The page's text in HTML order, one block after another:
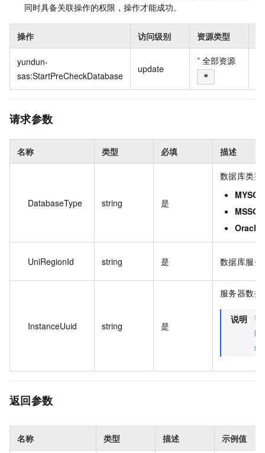
同时具备关联操作的权限，操作才能成功。
操作 访问级别 资源类型
yundun-
sas:StartPreCheckDatabase
update
* 全部资源
*
请求参数
名称 类型 必填 描述
DatabaseType string 是
数据库类
MYSQL
MSSQL
Oracle
UniRegionId string 是 数据库服
InstanceUuid string 是
服务器数
说明 调
se
返回参数
名称 类型 描述 示例值